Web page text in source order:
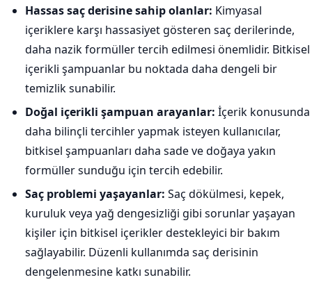
Hassas saç derisine sahip olanlar: Kimyasal
içeriklere karşı hassasiyet gösteren saç derilerinde,
daha nazik formüller tercih edilmesi önemlidir. Bitkisel
içerikli şampuanlar bu noktada daha dengeli bir
temizlik sunabilir.
Doğal içerikli şampuan arayanlar: İçerik konusunda
daha bilinçli tercihler yapmak isteyen kullanıcılar,
bitkisel şampuanları daha sade ve doğaya yakın
formüller sunduğu için tercih edebilir.
Saç problemi yaşayanlar: Saç dökülmesi, kepek,
kuruluk veya yağ dengesizliği gibi sorunlar yaşayan
kişiler için bitkisel içerikler destekleyici bir bakım
sağlayabilir. Düzenli kullanımda saç derisinin
dengelenmesine katkı sunabilir.